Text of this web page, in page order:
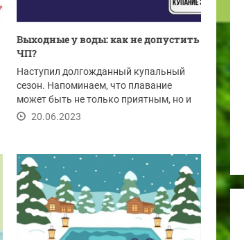
Выходные у воды: как не допустить
ЧП?
Наступил долгожданный купальный
сезон. Напоминаем, что плавание
может быть не только приятным, но и
опасным. Мы...
20.06.2023